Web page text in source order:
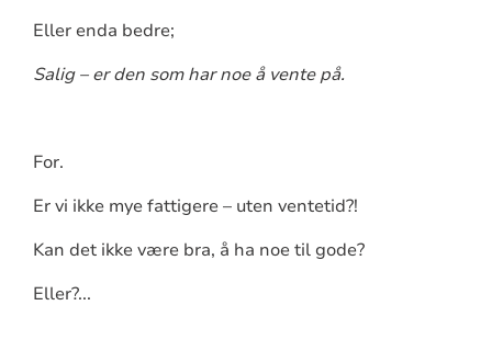
Eller enda bedre;
Salig – er den som har noe å vente på.
For.
Er vi ikke mye fattigere – uten ventetid?!
Kan det ikke være bra, å ha noe til gode?
Eller?...